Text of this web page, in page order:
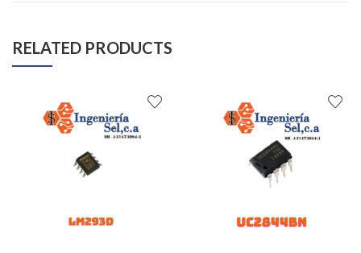
RELATED PRODUCTS